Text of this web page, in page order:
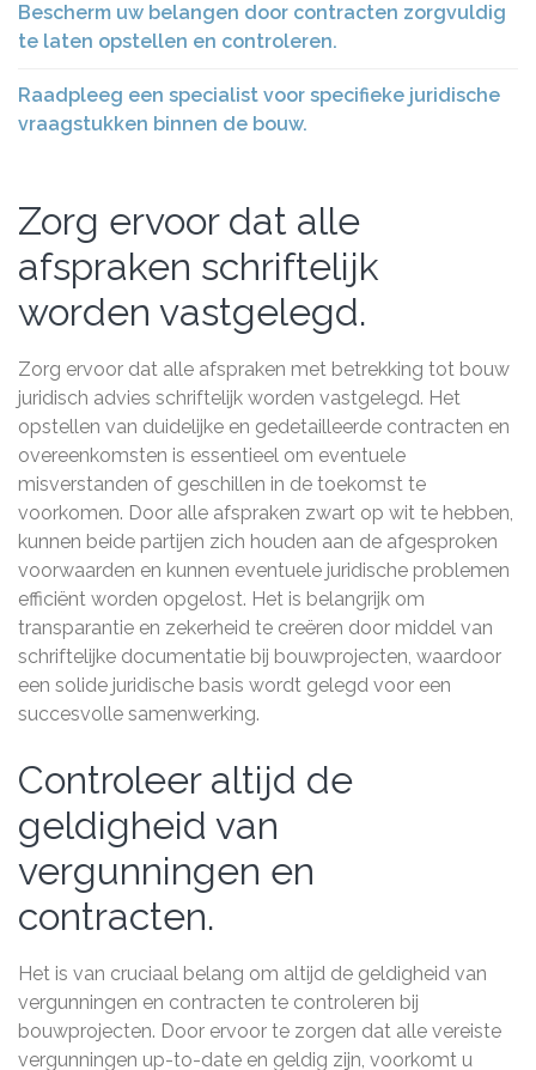
Bescherm uw belangen door contracten zorgvuldig
te laten opstellen en controleren.
Raadpleeg een specialist voor specifieke juridische
vraagstukken binnen de bouw.
Zorg ervoor dat alle
afspraken schriftelijk
worden vastgelegd.
Zorg ervoor dat alle afspraken met betrekking tot bouw
juridisch advies schriftelijk worden vastgelegd. Het
opstellen van duidelijke en gedetailleerde contracten en
overeenkomsten is essentieel om eventuele
misverstanden of geschillen in de toekomst te
voorkomen. Door alle afspraken zwart op wit te hebben,
kunnen beide partijen zich houden aan de afgesproken
voorwaarden en kunnen eventuele juridische problemen
efficiënt worden opgelost. Het is belangrijk om
transparantie en zekerheid te creëren door middel van
schriftelijke documentatie bij bouwprojecten, waardoor
een solide juridische basis wordt gelegd voor een
succesvolle samenwerking.
Controleer altijd de
geldigheid van
vergunningen en
contracten.
Het is van cruciaal belang om altijd de geldigheid van
vergunningen en contracten te controleren bij
bouwprojecten. Door ervoor te zorgen dat alle vereiste
vergunningen up-to-date en geldig zijn, voorkomt u